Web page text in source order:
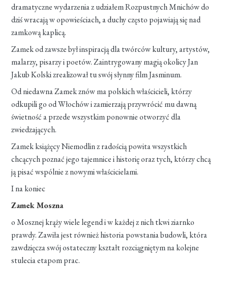
dramatyczne wydarzenia z udziałem Rozpustnych Mnichów do
dziś wracają w opowieściach, a duchy często pojawiają się nad
zamkową kaplicą.
Zamek od zawsze był inspiracją dla twórców kultury, artystów,
malarzy, pisarzy i poetów. Zaintrygowany magią okolicy Jan
Jakub Kolski zrealizował tu swój słynny film Jasminum.
Od niedawna Zamek znów ma polskich właścicieli, którzy
odkupili go od Włochów i zamierzają przywrócić mu dawną
świetność a przede wszystkim ponownie otworzyć dla
zwiedzających.
Zamek książęcy Niemodlin z radością powita wszystkich
chcących poznać jego tajemnice i historię oraz tych, którzy chcą
ją pisać wspólnie z nowymi właścicielami.
I na koniec
Zamek Moszna
o Mosznej krąży wiele legend i w każdej z nich tkwi ziarnko
prawdy. Zawiła jest również historia powstania budowli, która
zawdzięcza swój ostateczny kształt rozciągniętym na kolejne
stulecia etapom prac.